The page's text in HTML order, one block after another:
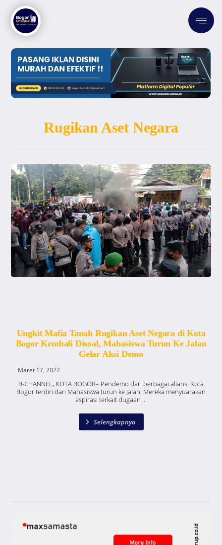
Rugikan Aset Negara
Ungkit Mafia Tanah Rugikan Aset Negara di Kota
Bogor Kembali Disoal, Mahasiswa Turun Ke Jalan
Gelar Aksi Demo
Maret 17, 2022
B-CHANNEL, KOTA BOGOR– Pendemo dari berbagai aliansi Kota
Bogor terdiri dari Mahasiswa turun ke Jalan. Mereka menyuarakan
aspirasi terkait dugaan ...
Selengkapnya